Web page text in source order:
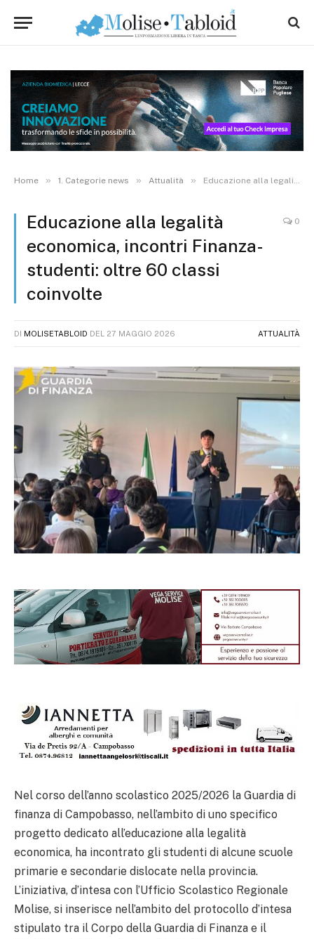
Home » 1. Categorie news » Attualità » Educazione alla legalità economica, incontri Finanza-studenti: oltre 60 classi coinvolte
Educazione alla legalità
economica, incontri Finanza-
studenti: oltre 60 classi
coinvolte
0
DI MOLISETABLOID DEL 27 MAGGIO 2026 ATTUALITÀ
Nel corso dell’anno scolastico 2025/2026 la Guardia di
finanza di Campobasso, nell’ambito di uno specifico
progetto dedicato all’educazione alla legalità
economica, ha incontrato gli studenti di alcune scuole
primarie e secondarie dislocate nella provincia.
L’iniziativa, d’intesa con l’Ufficio Scolastico Regionale
Molise, si inserisce nell’ambito del protocollo d’intesa
stipulato tra il Corpo della Guardia di Finanza e il